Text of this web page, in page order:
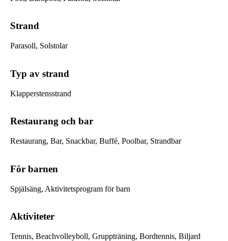
Strand
Parasoll, Solstolar
Typ av strand
Klapperstensstrand
Restaurang och bar
Restaurang, Bar, Snackbar, Buffé, Poolbar, Strandbar
För barnen
Spjälsäng, Aktivitetsprogram för barn
Aktiviteter
Tennis, Beachvolleyboll, Gruppträning, Bordtennis, Biljard